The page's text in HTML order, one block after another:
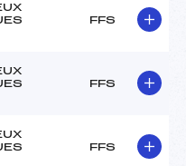
FFS
FFS
FFS